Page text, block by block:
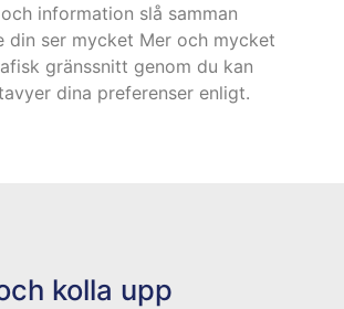
information slå samman
din ser mycket Mer och mycket
gränssnitt genom du kan
dina preferenser enligt.
kolla upp